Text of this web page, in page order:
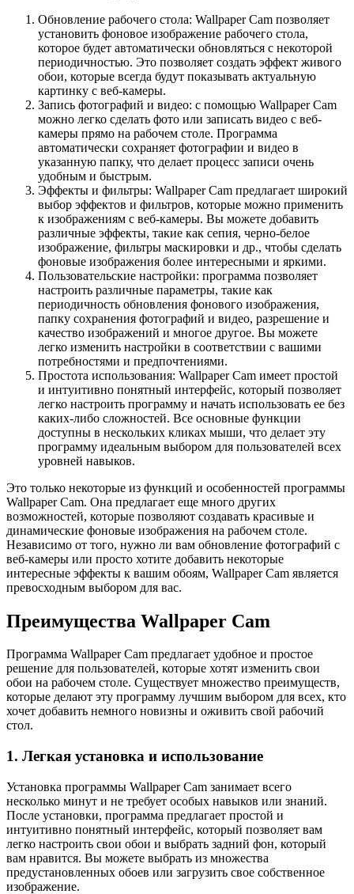
Обновление рабочего стола: Wallpaper Cam позволяет
установить фоновое изображение рабочего стола,
которое будет автоматически обновляться с некоторой
периодичностью. Это позволяет создать эффект живого
обои, которые всегда будут показывать актуальную
картинку с веб-камеры.
Запись фотографий и видео: с помощью Wallpaper Cam
можно легко сделать фото или записать видео с веб-
камеры прямо на рабочем столе. Программа
автоматически сохраняет фотографии и видео в
указанную папку, что делает процесс записи очень
удобным и быстрым.
Эффекты и фильтры: Wallpaper Cam предлагает широкий
выбор эффектов и фильтров, которые можно применить
к изображениям с веб-камеры. Вы можете добавить
различные эффекты, такие как сепия, черно-белое
изображение, фильтры маскировки и др., чтобы сделать
фоновые изображения более интересными и яркими.
Пользовательские настройки: программа позволяет
настроить различные параметры, такие как
периодичность обновления фонового изображения,
папку сохранения фотографий и видео, разрешение и
качество изображений и многое другое. Вы можете
легко изменить настройки в соответствии с вашими
потребностями и предпочтениями.
Простота использования: Wallpaper Cam имеет простой
и интуитивно понятный интерфейс, который позволяет
легко настроить программу и начать использовать ее без
каких-либо сложностей. Все основные функции
доступны в нескольких кликах мыши, что делает эту
программу идеальным выбором для пользователей всех
уровней навыков.
Это только некоторые из функций и особенностей программы
Wallpaper Cam. Она предлагает еще много других
возможностей, которые позволяют создавать красивые и
динамические фоновые изображения на рабочем столе.
Независимо от того, нужно ли вам обновление фотографий с
веб-камеры или просто хотите добавить некоторые
интересные эффекты к вашим обоям, Wallpaper Cam является
превосходным выбором для вас.
Преимущества Wallpaper Cam
Программа Wallpaper Cam предлагает удобное и простое
решение для пользователей, которые хотят изменить свои
обои на рабочем столе. Существует множество преимуществ,
которые делают эту программу лучшим выбором для всех, кто
хочет добавить немного новизны и оживить свой рабочий
стол.
1. Легкая установка и использование
Установка программы Wallpaper Cam занимает всего
несколько минут и не требует особых навыков или знаний.
После установки, программа предлагает простой и
интуитивно понятный интерфейс, который позволяет вам
легко настроить свои обои и выбрать задний фон, который
вам нравится. Вы можете выбрать из множества
предустановленных обоев или загрузить свое собственное
изображение.